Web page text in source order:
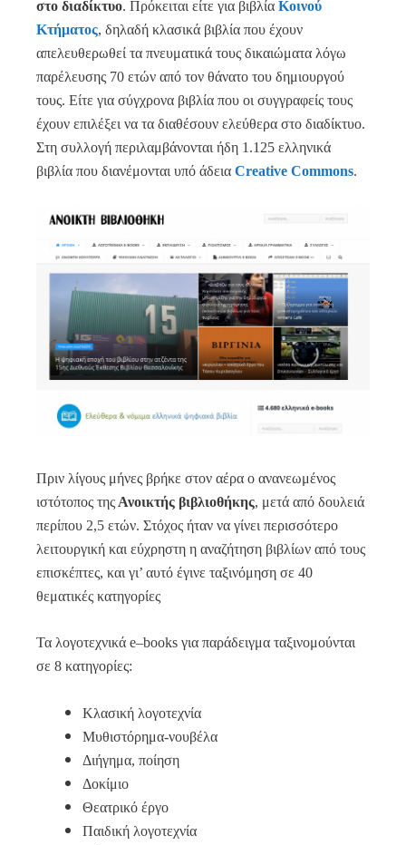
στο διαδίκτυο. Πρόκειται είτε για βιβλία Κοινού
Κτήματος, δηλαδή κλασικά βιβλία που έχουν
απελευθερωθεί τα πνευματικά τους δικαιώματα λόγω
παρέλευσης 70 ετών από τον θάνατο του δημιουργού
τους. Είτε για σύγχρονα βιβλία που οι συγγραφείς τους
έχουν επιλέξει να τα διαθέσουν ελεύθερα στο διαδίκτυο.
Στη συλλογή περιλαμβάνονται ήδη 1.125 ελληνικά
βιβλία που διανέμονται υπό άδεια Creative Commons.
Πριν λίγους μήνες βρήκε στον αέρα ο ανανεωμένος
ιστότοπος της Ανοικτής βιβλιοθήκης, μετά από δουλειά
περίπου 2,5 ετών. Στόχος ήταν να γίνει περισσότερο
λειτουργική και εύχρηστη η αναζήτηση βιβλίων από τους
επισκέπτες, και γι’ αυτό έγινε ταξινόμηση σε 40
θεματικές κατηγορίες
Τα λογοτεχνικά e–books για παράδειγμα ταξινομούνται
σε 8 κατηγορίες:
Κλασική λογοτεχνία
Mυθιστόρημα-νουβέλα
Διήγημα, ποίηση
Δοκίμιο
Θεατρικό έργο
Παιδική λογοτεχνία